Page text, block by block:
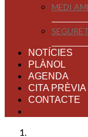
MEDI
NOTÍCIES
PLÀNOL
AGENDA
CITA PRÈVIA
CONTACTE